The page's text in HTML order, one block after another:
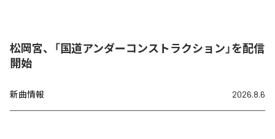
松岡宮、「国道アンダーコンストラクション」を配信
開始
新曲情報 2026.8.6